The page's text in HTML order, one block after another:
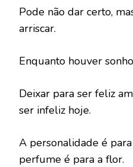
Pode não dar certo,
arriscar.
Enquanto houver
Deixar para ser feliz
ser infeliz hoje.
A personalidade é
perfume é para a flor.